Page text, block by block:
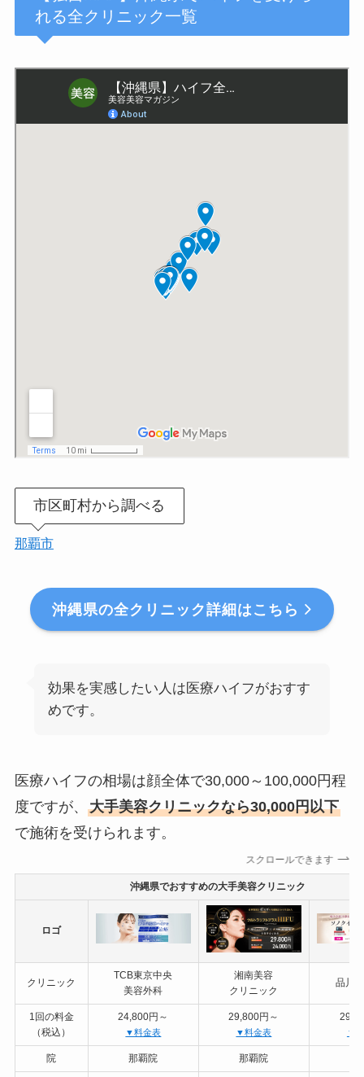
れる全クリニック一覧
市区町村から調べる
那覇市
沖縄県の全クリニック詳細はこちら
効果を実感したい人は医療ハイフがおすす
めです。
医療ハイフの相場は顔全体で30,000～100,000円程
度ですが、 大手美容クリニックなら30,000円以下
で施術を受けられます。
スクロールできます
沖縄県でおすすめの大手美容クリニック
ロゴ
クリニック
TCB東京中央
美容外科
湘南美容
クリニック
品川
1回の料金
（税込）
24,800円～
▼料金表
29,800円～
▼料金表 ▼
院 那覇院 那覇院